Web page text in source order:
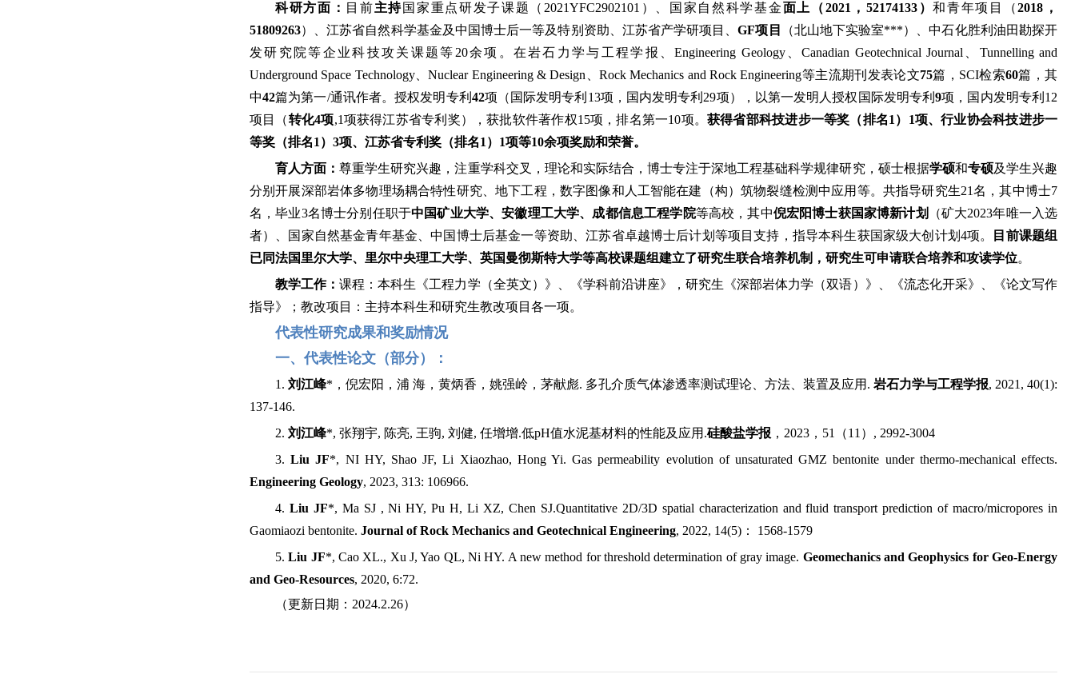
科研方面： 目前主持国家重点研发子课题（2021YFC2902101）、国家自然科学基金面上（2021，52174133）和青年项目（2018，
51809263）、江苏省自然科学基金及中国博士后一等及特别资助、江苏省产学研项目、GF项目
（北山地下实验室***）、中石化胜利油田勘探开
发研究院等企业科技攻关课题等20余项。在岩石力学与工程学报、Engineering Geology、Canadian Geotechnical Journal、Tunnelling and
Underground Space Technology、Nuclear Engineering & Design、Rock Mechanics and Rock Engineering等主流期刊发表论文75篇，SCI检索60篇，其
中42篇为第一/通讯作者。授权发明专利 42项（国际发明专利13项，国内发明专利29项），以第一发明人授权国际发明专利9项，国内发明专利12
项目（转化4项,1项获得江苏省专利奖），获批软件著作权15项，排名第一10项。获得省部科技进步一等奖（排名1）1项、行业协会科技进步一
等奖（排名1）3项、江苏省专利奖（排名1）1项等10余项奖励和荣誉。
育人方面：尊重学生研究兴趣，注重学科交叉，理论和实际结合，博士专注于深地工程基础科学规律研究，硕士根据学硕和专硕及学生兴趣
分别开展深部岩体多物理场耦合特性研究、地下工程，数字图像和人工智能在建（构）筑物裂缝检测中应用等。共指导研究生21名，其中博士7
名，毕业3名博士分别任职于中国矿业大学、安徽理工大学、成都信息工程学院等高校，其中倪宏阳博士获国家博新计划
（矿大2023年唯一入选
者）、国家自然基金青年基金、中国博士后基金一等资助、江苏省卓越博士后计划等项目支持，指导本科生获国家级大创计划4项。
目前课题组
已同法国里尔大学、里尔中央理工大学、英国曼彻斯特大学等高校课题组建立了研究生联合培养机制，研究生可申请联合培养和攻读学位。
教学工作：课程：本科生《工程力学（全英文）》、《学科前沿讲座》，研究生《深部岩体力学（双语）》、《流态化开采》、《论文写作
指导》；教改项目：主持本科生和研究生教改项目各一项。
代表性研究成果和奖励情况
一、 代表性论文（部分）：
1. 刘江峰*，倪宏阳，浦 海，黄炳香，姚强岭，茅献彪. 多孔介质气体渗透率测试理论、方法、装置及应用. 岩石力学与工程学报, 2021, 40(1):
137-146.
2. 刘江峰*, 张翔宇, 陈亮, 王驹, 刘健, 任增增.低pH值水泥基材料的性能及应用.硅酸盐学报 ，2023，51（11）, 2992-3004
3.Liu JF*, NI HY, Shao JF, Li Xiaozhao, Hong Yi. Gas permeability evolution of unsaturated GMZ bentonite under thermo-mechanical effects.
Engineering Geology, 2023, 313: 106966.
4. Liu JF*, Ma SJ , Ni HY, Pu H, Li XZ, Chen SJ.Quantitative 2D/3D spatial characterization and fluid transport prediction of macro/micropores in
Gaomiaozi bentonite. Journal of Rock Mechanics and Geotechnical Engineering, 2022, 14(5)： 1568-1579
5.Liu JF*, Cao XL., Xu J, Yao QL, Ni HY. A new method for threshold determination of gray image. Geomechanics and Geophysics for Geo-Energy
and Geo-Resources, 2020, 6:72.
（更新日期：2024.2.26）